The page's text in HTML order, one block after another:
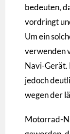
bedeuten,
vordringt
Um ein
verwenden
Navi-Gerät.
jedoch
wegen der
Motorrad-